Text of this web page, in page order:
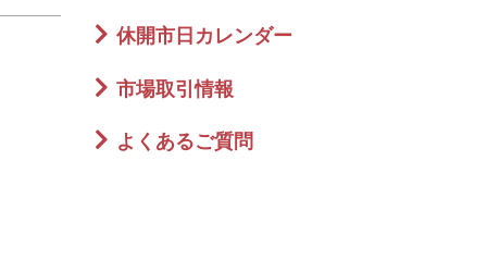
休開市日カレンダー
市場取引情報
よくあるご質問